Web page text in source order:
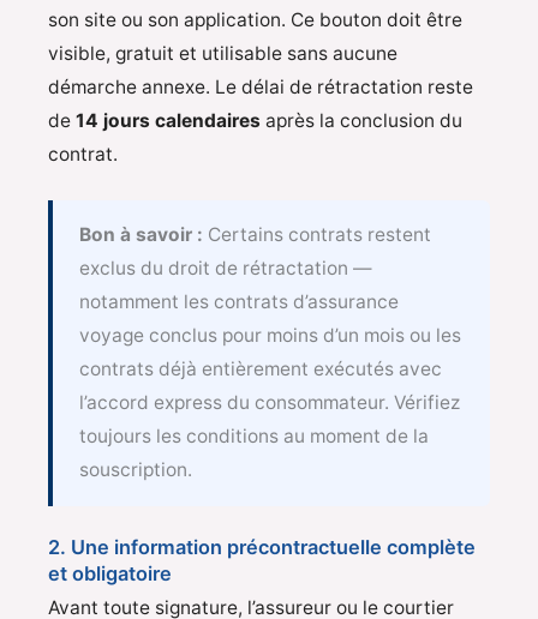
son site ou son application. Ce bouton doit être
visible, gratuit et utilisable sans aucune
démarche annexe. Le délai de rétractation reste
de 14 jours calendaires après la conclusion du
contrat.
Bon à savoir : Certains contrats restent
exclus du droit de rétractation —
notamment les contrats d’assurance
voyage conclus pour moins d’un mois ou les
contrats déjà entièrement exécutés avec
l’accord express du consommateur. Vérifiez
toujours les conditions au moment de la
souscription.
2. Une information précontractuelle complète
et obligatoire
Avant toute signature, l’assureur ou le courtier